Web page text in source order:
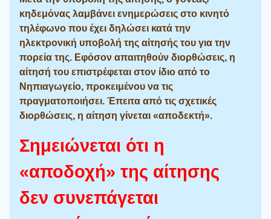
κηδεμόνας λαμβάνει ενημερώσεις στο κινητό
τηλέφωνο που έχει δηλώσει κατά την
ηλεκτρονική υποβολή της αίτησής του για την
πορεία της. Εφόσον απαιτηθούν διορθώσεις, η
αίτησή του επιστρέφεται στον ίδιο από το
Νηπιαγωγείο, προκειμένου να τις
πραγματοποιήσει. Έπειτα από τις σχετικές
διορθώσεις, η αίτηση γίνεται «αποδεκτή».
Σημειώνεται ότι η
«αποδοχή» της αίτησης
δεν συνεπάγεται